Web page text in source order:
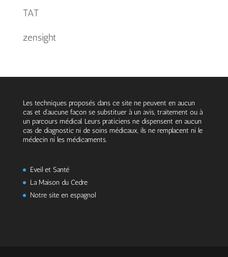
TAT
zensight
Les techniques proposés dans ce site ne peuvent en aucun
cas et d’aucune façon se substituer à un avis, traitement ou à
un parcours médical. Leurs praticiens ne dispensent en aucun
cas de diagnostic ni de soins médicaux, ils ne remplacent ni le
médecin ni les médicaments.
Eveil et Santé
La Maison du Cedre
Notre site en espagnol